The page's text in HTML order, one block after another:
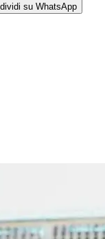
su WhatsApp